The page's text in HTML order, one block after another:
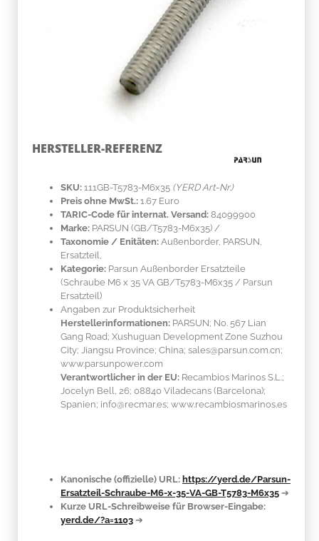
HERSTELLER-REFERENZ
SKU: 111GB-T5783-M6x35 (YERD Art-Nr.)
Preis ohne MwSt.: 1.67 Euro
TARIC-Code für internat. Versand: 84099900
Marke: PARSUN (GB/T5783-M6x35) /
Taxonomie / Enitäten: Außenborder, PARSUN,
Ersatzteil,
Kategorie: Parsun Außenborder Ersatzteile
(Schraube M6 x 35 VA GB/T5783-M6x35 / Parsun
Ersatzteil)
Angaben zur Produktsicherheit
Herstellerinformationen: PARSUN; No. 567 Lian
Gang Road; Xushuguan Development Zone Suzhou
City; Jiangsu Province; China; sales@parsun.com.cn;
www.parsunpower.com
Verantwortlicher in der EU: Recambios Marinos S.L.;
Jocelyn Bell, 26; 08840 Viladecans (Barcelona);
Spanien; info@recmar.es; www.recambiosmarinos.es
Kanonische (offizielle) URL: https://yerd.de/Parsun-
Ersatzteil-Schraube-M6-x-35-VA-GB-T5783-M6x35 ➔
Kurze URL-Schreibweise für Browser-Eingabe:
yerd.de/?a=1103 ➔